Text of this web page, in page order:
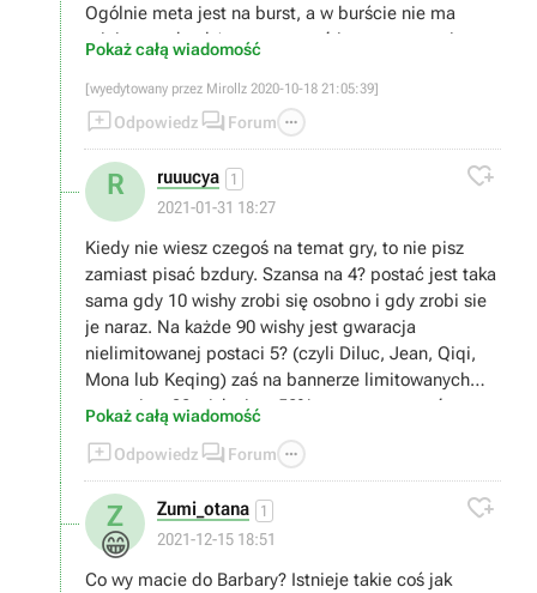
Ogólnie meta jest na burst, a w burście nie ma
miejsca na heal (sporo wyzwań jest na czas, nie na
wytrzymalość). Poza tym praktycznie 95% contentu
jest na tyle łatwe, ze heal jest po prostu zbędny
przez większość czasu.
To że na filmiku ktoś robi duży dps na ognistej elitce
to nic nie znaczy :).
Pokaż całą wiadomość
[wyedytowany przez Mirollz 2020-10-18 21:05:39]
Odpowiedz  Forum 
R ruuucya 1
2021-01-31 18:27

Kiedy nie wiesz czegoś na temat gry, to nie pisz
zamiast pisać bzdury. Szansa na 4? postać jest taka
sama gdy 10 wishy zrobi się osobno i gdy zrobi sie
je naraz. Na każde 90 wishy jest gwaracja
nielimitowanej postaci 5? (czyli Diluc, Jean, Qiqi,
Mona lub Keqing) zaś na bannerze limitowanych
postaci za 90 wishy jest 50% szans na postać
limitowaną i 50% na jedną z nielimitowanych. Na
180 wishy na bannerze limitowanym jest 100%
szansy trafienia postaci limitowanej. Losowanie
postsci w genshin to prosty mechanizm gacha i to w
jakim miejscu lub w jaki sposób robi się wishe nic
nie zmienia
Pokaż całą wiadomość
Odpowiedz  Forum 
Z
😁
Zumi_otana 1
2021-12-15 18:51

Co wy macie do Barbary? Istnieje takie coś jak